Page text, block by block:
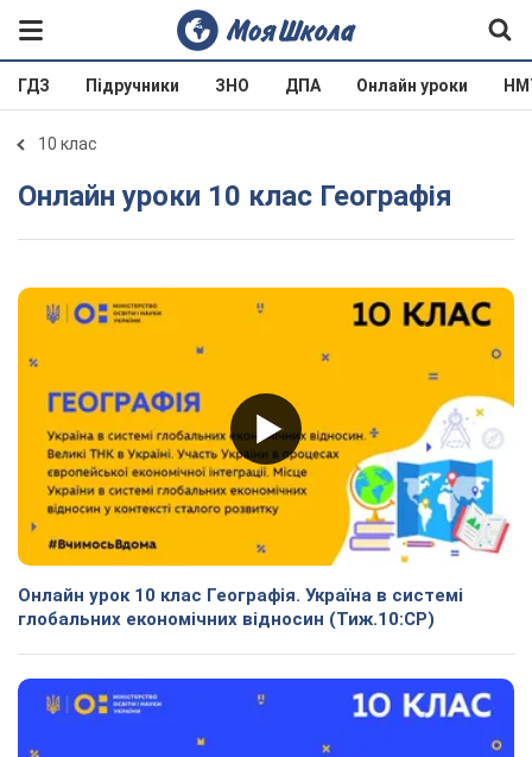
ГДЗ Підручники ЗНО ДПА Онлайн уроки
10 клас
Онлайн уроки 10 клас Географія
Онлайн урок 10 клас Географія. Україна в системі
глобальних економічних відносин (Тиж.10:СР)